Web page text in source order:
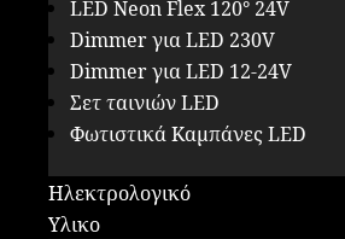
LED Neon Flex 120° 24V
Dimmer για LED 230V
Dimmer για LED 12-24V
Σετ ταινιών LED
Φωτιστικά Καμπάνες LED
Ηλεκτρολογικό
Υλικο